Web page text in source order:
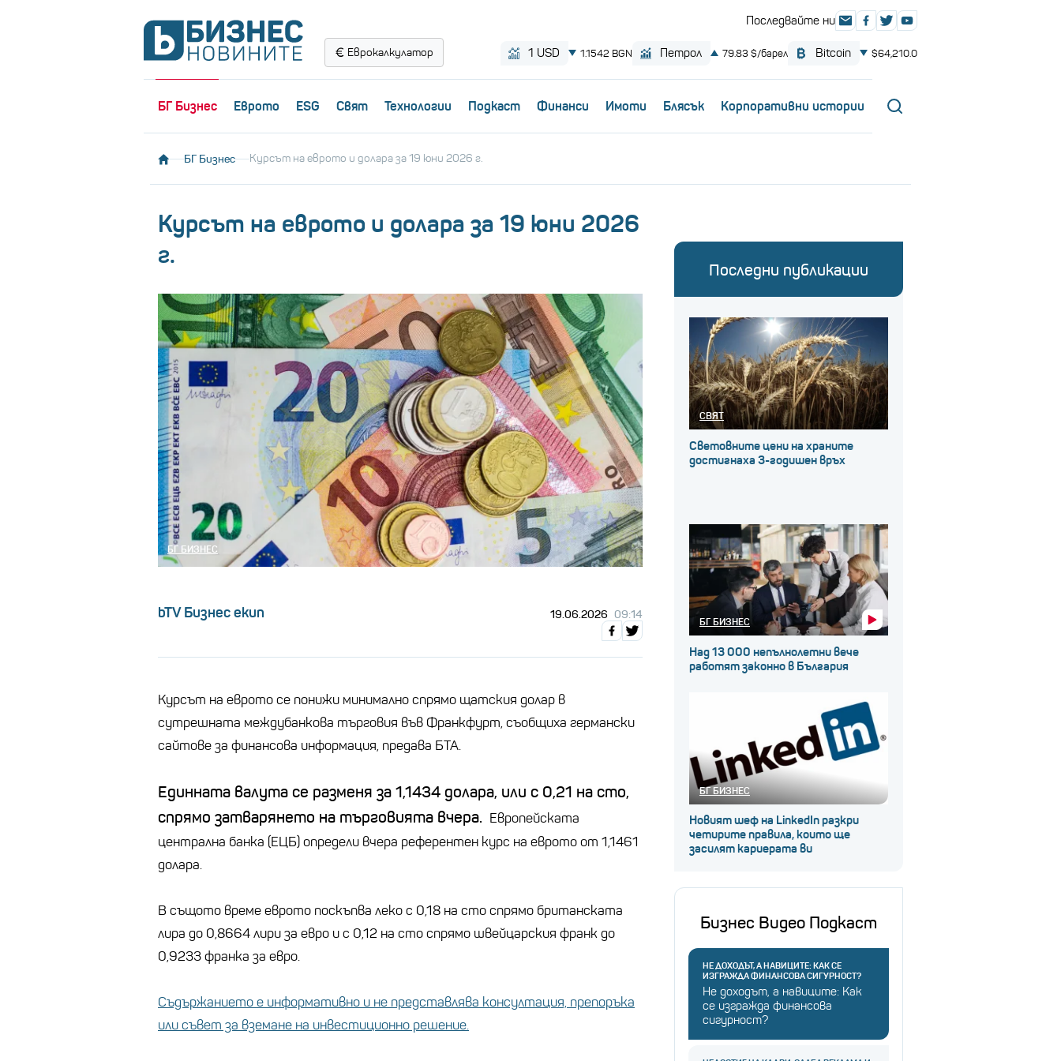
Еврокалкулатор
БГ Бизнес Еврото ESG Свят Технологии Пoдкаст Финанси Имоти Блясък Корпоративни истории
БГ Бизнес Курсът на еврото и долара за 19 юни 2026 г.
Курсът на еврото и долара за 19 юни 2026
г.
БГ БИЗНЕС
bTV Бизнес екип 19.06.2026 09:14
Курсът на еврото се понижи минимално спрямо щатския долар в
сутрешната междубанкова търговия във Франкфурт, съобщиха германски
сайтове за финансова информация, предава БТА.
Единната валута се разменя за 1,1434 долара, или с 0,21 на сто,
спрямо затварянето на търговията вчера. Европейската
централна банка (ЕЦБ) определи вчера референтен курс на еврото от 1,1461
долара.
В същото време еврото поскъпва леко с 0,18 на сто спрямо британската
лира до 0,8664 лири за евро и с 0,12 на сто спрямо швейцарския франк до
0,9233 франка за евро.
Съдържанието е информативно и не представлява консултация, препоръка
или съвет за вземане на инвестиционно решение.
Последни публикации
СВЯТ
Световните цени на храните
достигнаха 3-годишен връх
БГ БИЗНЕС
Над 13 000 непълнолетни вече
работят законно в България
БГ БИЗНЕС
Новият шеф на LinkedIn разкри
четирите правила, които ще
засилят кариерата ви
Бизнес Видео Подкаст
НЕ ДОХОДЪТ, А НАВИЦИТЕ: КАК СЕ
ИЗГРАЖДА ФИНАНСОВА СИГУРНОСТ?
Не доходът, а навиците: Как
се изгражда финансова
сигурност?